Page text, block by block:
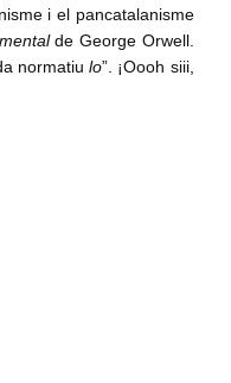
i el pancatalanisme
de George Orwell.
normatiulo”. ¡Oooh siii,